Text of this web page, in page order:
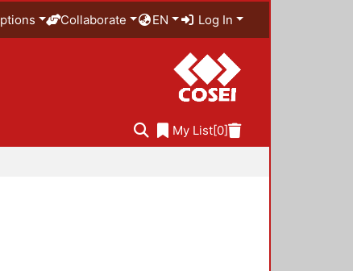
Collaborate EN Log In
My List[0]